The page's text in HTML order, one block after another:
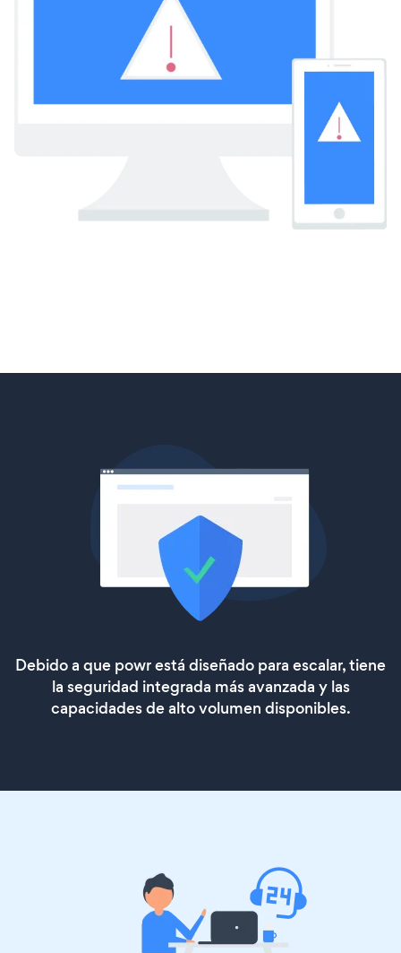
Debido a que powr está diseñado para escalar, tiene
la seguridad integrada más avanzada y las
capacidades de alto volumen disponibles.